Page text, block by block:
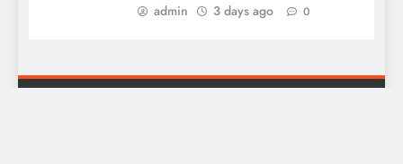
admin 3 days ago 0